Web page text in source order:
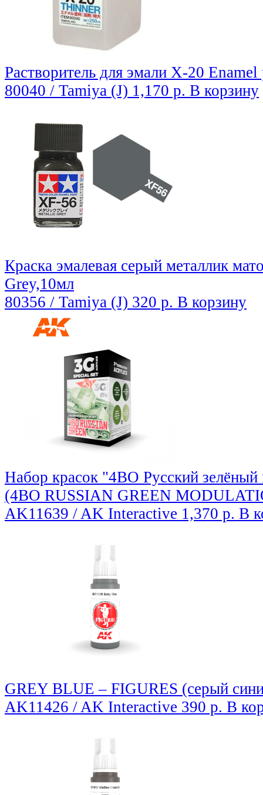
Растворитель для эмали X-20
80040 / Tamiya (J) 1,170 р. В корзину
Краска эмалевая серый металлик
Grey,10мл
80356 / Tamiya (J) 320 р. В корзину
Набор красок "4BO Русский
(4BO RUSSIAN GREEN
AK11639 / AK Interactive 1,370 р. В
GREY BLUE – FIGURES (серый
AK11426 / AK Interactive 390 р. В